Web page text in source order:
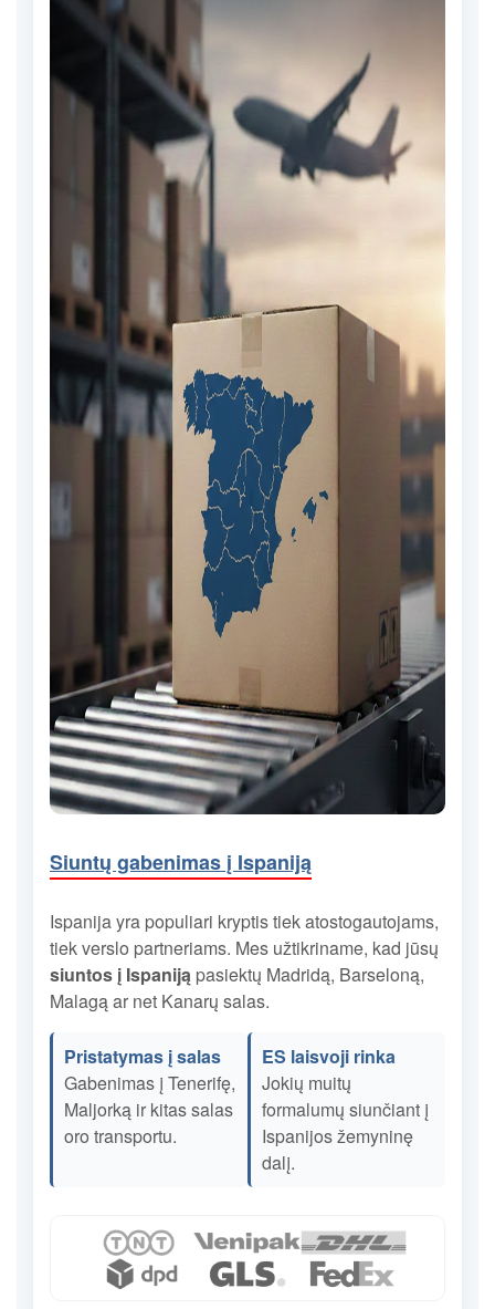
Siuntų gabenimas į Ispaniją
Ispanija yra populiari kryptis tiek atostogautojams,
tiek verslo partneriams. Mes užtikriname, kad jūsų
siuntos į Ispaniją pasiektų Madridą, Barseloną,
Malagą ar net Kanarų salas.
Pristatymas į salas
Gabenimas į Tenerifę,
Maljorką ir kitas salas
oro transportu.
ES laisvoji rinka
Jokių muitų
formalumų siunčiant į
Ispanijos žemyninę
dalį.